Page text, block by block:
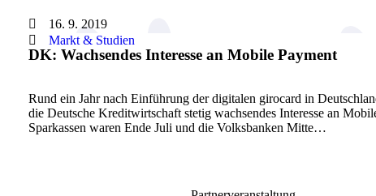
16. 9. 2019
Markt & Studien
DK: Wachsendes Interesse an Mobile Payment
Rund ein Jahr nach Einführung der digitalen girocard in
die Deutsche Kreditwirtschaft stetig wachsendes Interesse an
Sparkassen waren Ende Juli und die Volksbanken Mitte…